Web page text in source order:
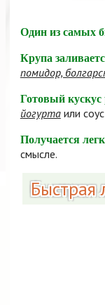
Один из самых
Крупа
помидор,
Готовый
йогуртаили
Получается
смысле.
Быстрая